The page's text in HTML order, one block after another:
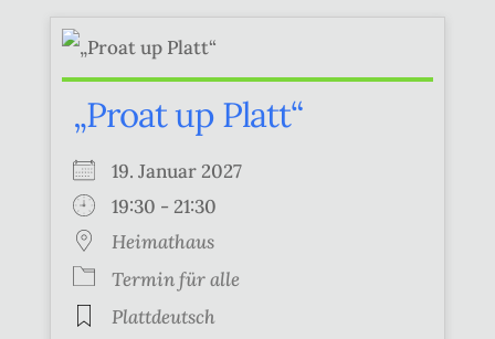
„Proat up Platt“
19. Januar 2027
19:30 - 21:30
Heimathaus
Termin für alle
Plattdeutsch